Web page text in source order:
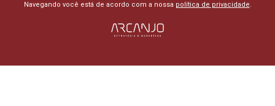
Navegando você está de acordo com a nossa política de privacidade